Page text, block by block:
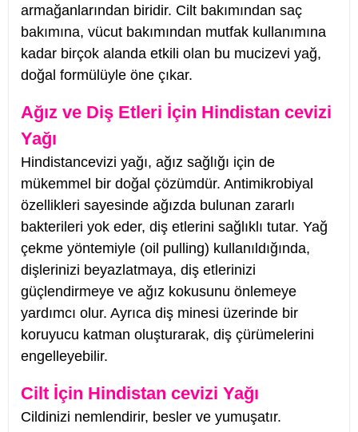
armağanlarından biridir. Cilt bakımından saç
bakımına, vücut bakımından mutfak kullanımına
kadar birçok alanda etkili olan bu mucizevi yağ,
doğal formülüyle öne çıkar.
Ağız ve Diş Etleri İçin Hindistan cevizi
Yağı
Hindistancevizi yağı, ağız sağlığı için de
mükemmel bir doğal çözümdür. Antimikrobiyal
özellikleri sayesinde ağızda bulunan zararlı
bakterileri yok eder, diş etlerini sağlıklı tutar. Yağ
çekme yöntemiyle (oil pulling) kullanıldığında,
dişlerinizi beyazlatmaya, diş etlerinizi
güçlendirmeye ve ağız kokusunu önlemeye
yardımcı olur. Ayrıca diş minesi üzerinde bir
koruyucu katman oluşturarak, diş çürümelerini
engelleyebilir.
Cilt İçin Hindistan cevizi Yağı
Cildinizi nemlendirir, besler ve yumuşatır.